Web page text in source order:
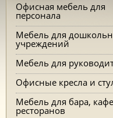
Офисная мебель для
персонала
Мебель для
учреждений
Мебель для
Офисные кресла и
Мебель для бара,
ресторанов